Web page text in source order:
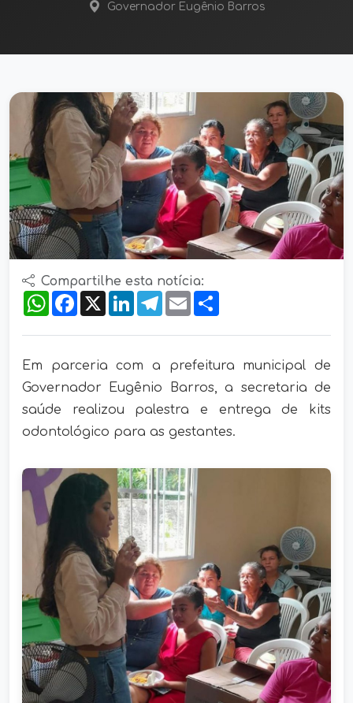
Governador Eugênio Barros
Compartilhe esta notícia:
WhatsApp
Facebook
X LinkedInTelegram
Email
Em parceria com a prefeitura municipal de
Governador Eugênio Barros, a secretaria de
saúde realizou palestra e entrega de kits
odontológico para as gestantes.